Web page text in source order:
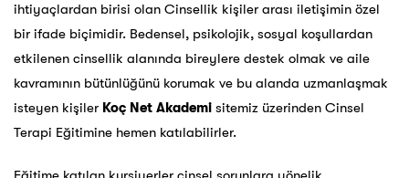
ihtiyaçlardan birisi olan Cinsellik kişiler arası iletişimin özel
bir ifade biçimidir. Bedensel, psikolojik, sosyal koşullardan
etkilenen cinsellik alanında bireylere destek olmak ve aile
kavramının bütünlüğünü korumak ve bu alanda uzmanlaşmak
isteyen kişiler Koç Net Akademi sitemiz üzerinden Cinsel
Terapi Eğitimine hemen katılabilirler.